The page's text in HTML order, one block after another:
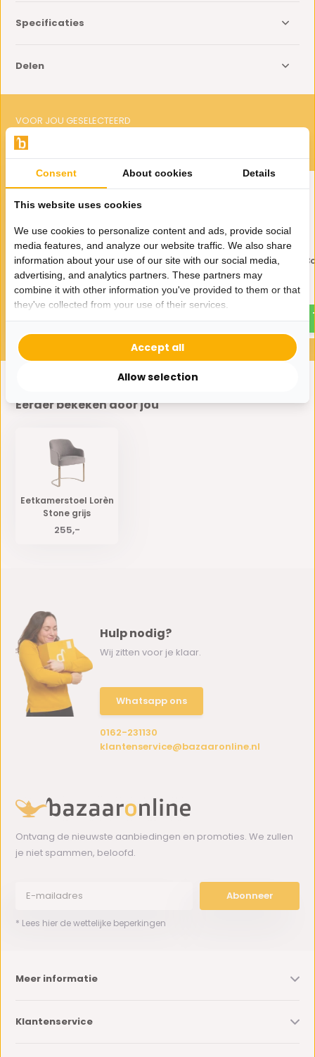
Specificaties
Delen
VOOR JOU GESELECTEERD
Gerelateerde producten
Eetkamerstoel Giulio Stone
Grijs Velvet
200,- 179,-
Eetkamerstoel Lorèn
Wit
255,-
Eerder bekeken door jou
Eetkamerstoel Lorèn
Stone grijs
255,-
Hulp nodig?
Wij zitten voor je klaar.
Whatsapp ons
0162-231130
klantenservice@bazaaronline.nl
Ontvang de nieuwste aanbiedingen en promoties. We zullen
je niet spammen, beloofd.
Abonneer
* Lees hier de wettelijke beperkingen
Meer informatie
Klantenservice
Consent About cookies Details
This website uses cookies
We use cookies to personalize content and ads, provide social
media features, and analyze our website traffic. We also share
information about your use of our site with our social media,
advertising, and analytics partners. These partners may
combine it with other information you've provided to them or that
they've collected from your use of their services.
Allow selection
Accept all